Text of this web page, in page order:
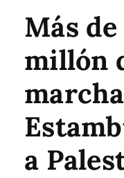
Más
millón
a